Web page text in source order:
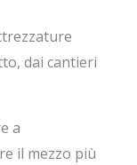
dai cantieri
a
il mezzo più